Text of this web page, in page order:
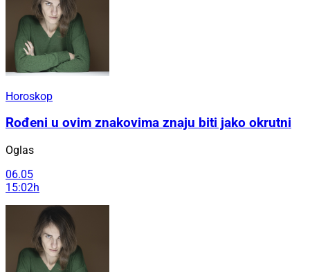
Horoskop
Rođeni u ovim znakovima znaju biti jako okrutni
Oglas
06.05
15:02h